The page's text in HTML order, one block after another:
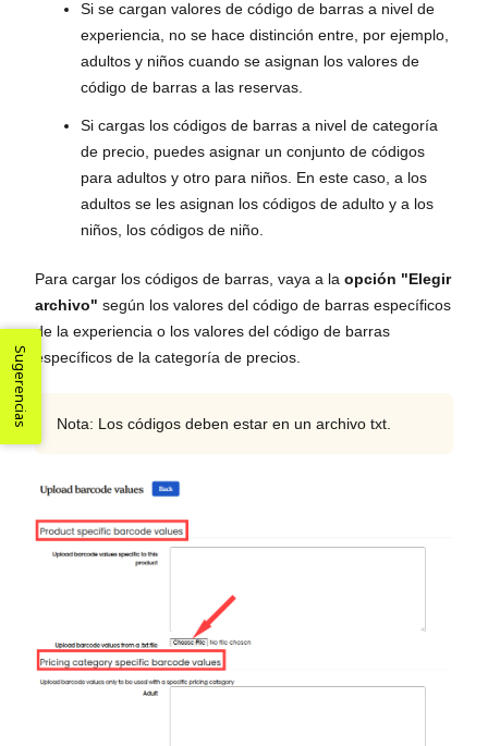
Si se cargan valores de código de barras a nivel de
experiencia, no se hace distinción entre, por ejemplo,
adultos y niños cuando se asignan los valores de
código de barras a las reservas.
Si cargas los códigos de barras a nivel de categoría
de precio, puedes asignar un conjunto de códigos
para adultos y otro para niños. En este caso, a los
adultos se les asignan los códigos de adulto y a los
niños, los códigos de niño.
Para cargar los códigos de barras, vaya a la opción "Elegir
archivo" según los valores del código de barras específicos
de la experiencia o los valores del código de barras
específicos de la categoría de precios.
Nota: Los códigos deben estar en un archivo txt.
Sugerencias